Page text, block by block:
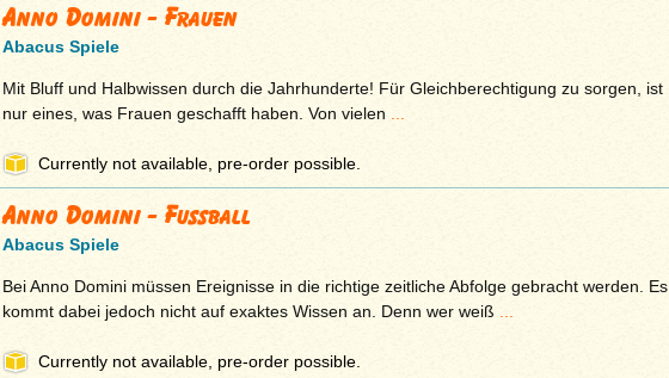
Anno Domini - Frauen
Abacus Spiele
Mit Bluff und Halbwissen durch die Jahrhunderte! Für Gleichberechtigung zu sorgen, ist
nur eines, was Frauen geschafft haben. Von vielen ...
Currently not available, pre-order possible.
Anno Domini - Fussball
Abacus Spiele
Bei Anno Domini müssen Ereignisse in die richtige zeitliche Abfolge gebracht werden. Es
kommt dabei jedoch nicht auf exaktes Wissen an. Denn wer weiß ...
Currently not available, pre-order possible.